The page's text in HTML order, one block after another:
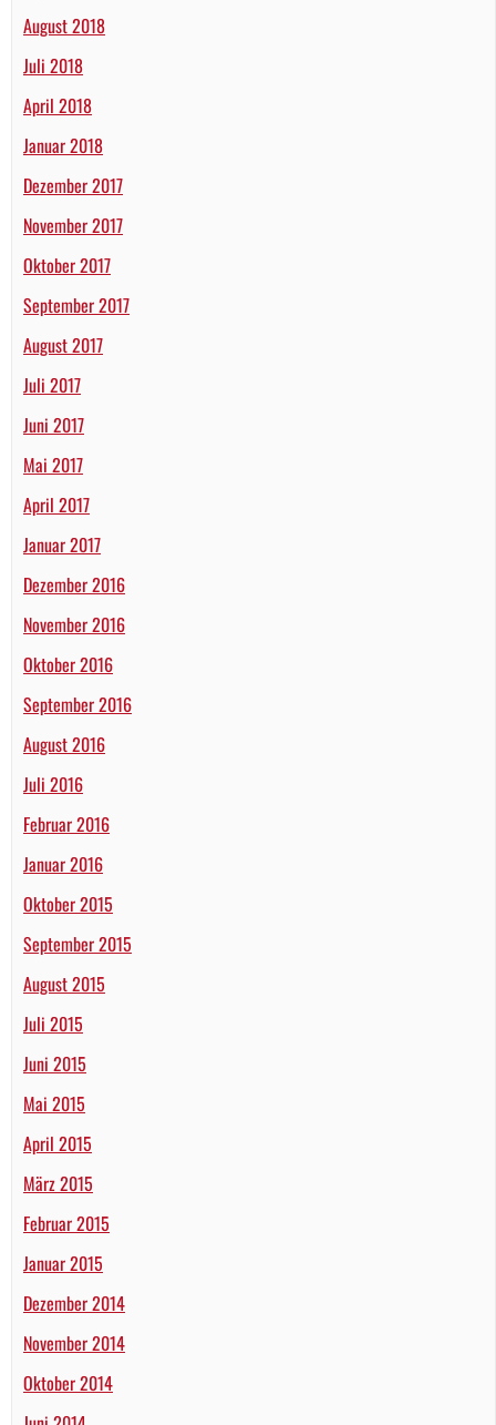
August 2018
Juli 2018
April 2018
Januar 2018
Dezember 2017
November 2017
Oktober 2017
September 2017
August 2017
Juli 2017
Juni 2017
Mai 2017
April 2017
Januar 2017
Dezember 2016
November 2016
Oktober 2016
September 2016
August 2016
Juli 2016
Februar 2016
Januar 2016
Oktober 2015
September 2015
August 2015
Juli 2015
Juni 2015
Mai 2015
April 2015
März 2015
Februar 2015
Januar 2015
Dezember 2014
November 2014
Oktober 2014